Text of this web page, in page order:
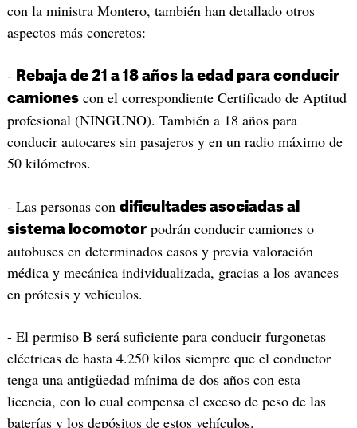
con la ministra Montero, también han detallado otros
aspectos más concretos:
- Rebaja de 21 a 18 años la edad para conducir
camionescon el correspondiente Certificado de Aptitud
profesional (NINGUNO). También a 18 años para
conducir autocares sin pasajeros y en un radio máximo de
50 kilómetros.
- Las personas con dificultades asociadas al
sistema locomotorpodrán conducir camiones o
autobuses en determinados casos y previa valoración
médica y mecánica individualizada, gracias a los avances
en prótesis y vehículos.
- El permiso B será suficiente para conducir furgonetas
eléctricas de hasta 4.250 kilos siempre que el conductor
tenga una antigüedad mínima de dos años con esta
licencia, con lo cual compensa el exceso de peso de las
baterías y los depósitos de estos vehículos.